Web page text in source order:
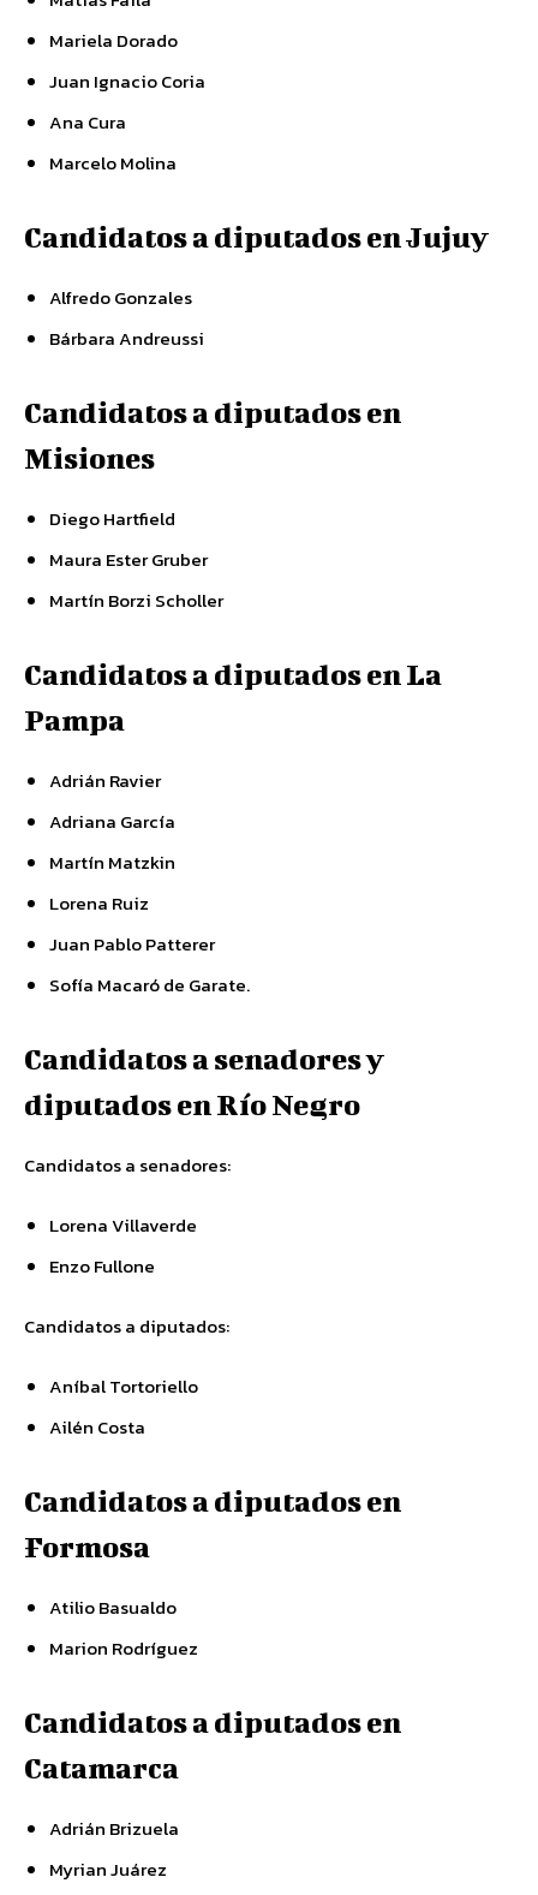
Mariela Dorado
Juan Ignacio Coria
Ana Cura
Marcelo Molina
Candidatos a diputados en Jujuy
Alfredo Gonzales
Bárbara Andreussi
Candidatos a diputados en
Misiones
Diego Hartfield
Maura Ester Gruber
Martín Borzi Scholler
Candidatos a diputados en La
Pampa
Adrián Ravier
Adriana García
Martín Matzkin
Lorena Ruiz
Juan Pablo Patterer
Sofía Macaró de Garate.
Candidatos a senadores y
diputados en Río Negro
Candidatos a senadores:
Lorena Villaverde
Enzo Fullone
Candidatos a diputados:
Aníbal Tortoriello
Ailén Costa
Candidatos a diputados en
Formosa
Atilio Basualdo
Marion Rodríguez
Candidatos a diputados en
Catamarca
Adrián Brizuela
Myrian Juárez